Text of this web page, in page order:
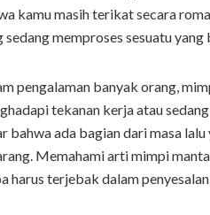
kamu masih terikat secara
sedang memproses sesuatu yang
pengalaman banyak orang,
tekanan kerja atau
bahwa ada bagian dari masa
Memahami arti mimpi
harus terjebak dalam